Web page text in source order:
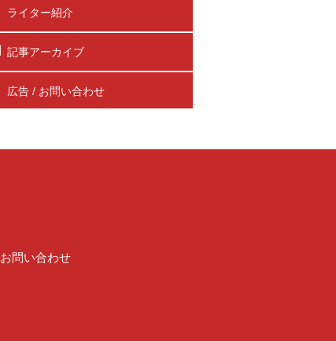
ライター紹介
記事アーカイブ
広告 / お問い合わせ
お問い合わせ